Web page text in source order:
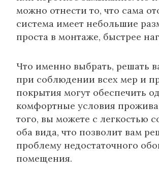
можно отнести то, что сама
система имеет небольшие
проста в монтаже, быстрее
Что именно выбрать, решать
при соблюдении всех мер и
покрытия могут обеспечить
комфортные условия
того, вы можете с легкостью
оба вида, что позволит вам
проблему недостаточного
помещения.